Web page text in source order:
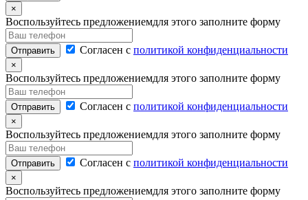
×
Воспользуйтесь предложениемдля этого заполните форму
Отправить Согласен с политикой конфиденциальности
×
Воспользуйтесь предложениемдля этого заполните форму
Отправить Согласен с политикой конфиденциальности
×
Воспользуйтесь предложениемдля этого заполните форму
Отправить Согласен с политикой конфиденциальности
×
Воспользуйтесь предложениемдля этого заполните форму